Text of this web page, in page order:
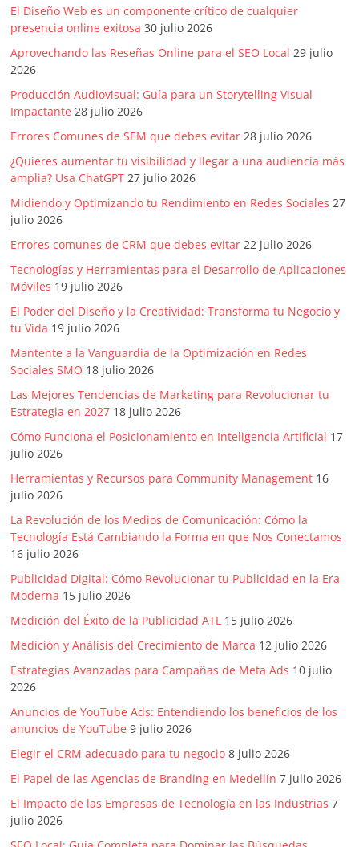
El Diseño Web es un componente crítico de cualquier
presencia online exitosa 30 julio 2026
Aprovechando las Reseñas Online para el SEO Local 29 julio
2026
Producción Audiovisual: Guía para un Storytelling Visual
Impactante 28 julio 2026
Errores Comunes de SEM que debes evitar 28 julio 2026
¿Quieres aumentar tu visibilidad y llegar a una audiencia más
amplia? Usa ChatGPT 27 julio 2026
Midiendo y Optimizando tu Rendimiento en Redes Sociales 27
julio 2026
Errores comunes de CRM que debes evitar 22 julio 2026
Tecnologías y Herramientas para el Desarrollo de Aplicaciones
Móviles 19 julio 2026
El Poder del Diseño y la Creatividad: Transforma tu Negocio y
tu Vida 19 julio 2026
Mantente a la Vanguardia de la Optimización en Redes
Sociales SMO 18 julio 2026
Las Mejores Tendencias de Marketing para Revolucionar tu
Estrategia en 2027 18 julio 2026
Cómo Funciona el Posicionamiento en Inteligencia Artificial 17
julio 2026
Herramientas y Recursos para Community Management 16
julio 2026
La Revolución de los Medios de Comunicación: Cómo la
Tecnología Está Cambiando la Forma en que Nos Conectamos
16 julio 2026
Publicidad Digital: Cómo Revolucionar tu Publicidad en la Era
Moderna 15 julio 2026
Medición del Éxito de la Publicidad ATL 15 julio 2026
Medición y Análisis del Crecimiento de Marca 12 julio 2026
Estrategias Avanzadas para Campañas de Meta Ads 10 julio
2026
Anuncios de YouTube Ads: Entendiendo los beneficios de los
anuncios de YouTube 9 julio 2026
Elegir el CRM adecuado para tu negocio 8 julio 2026
El Papel de las Agencias de Branding en Medellín 7 julio 2026
El Impacto de las Empresas de Tecnología en las Industrias 7
julio 2026